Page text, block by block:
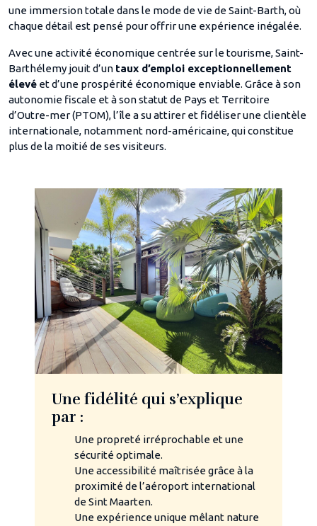
une immersion totale dans le mode de vie de Saint-Barth, où
chaque détail est pensé pour offrir une expérience inégalée.
Avec une activité économique centrée sur le tourisme, Saint-
Barthélemy jouit d’un taux d’emploi exceptionnellement
élevé et d’une prospérité économique enviable. Grâce à son
autonomie fiscale et à son statut de Pays et Territoire
d’Outre-mer (PTOM), l’île a su attirer et fidéliser une clientèle
internationale, notamment nord-américaine, qui constitue
plus de la moitié de ses visiteurs.
Une fidélité qui s’explique
par :
Une propreté irréprochable et une
sécurité optimale.
Une accessibilité maîtrisée grâce à la
proximité de l’aéroport international
de Sint Maarten.
Une expérience unique mêlant nature